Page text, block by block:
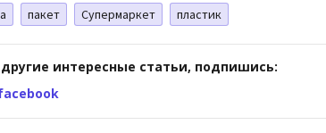
пакет Супермаркет пластик
интересные статьи, подпишись: